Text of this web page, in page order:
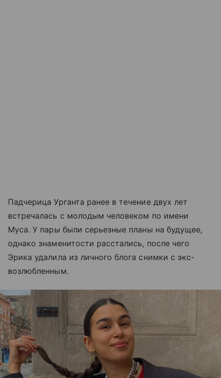
Падчерица Урганта ранее в течение двух лет
встречалась с молодым человеком по имени
Муса. У пары были серьезные планы на будущее,
однако знаменитости расстались, после чего
Эрика удалила из личного блога снимки с экс-
возлюбленным.